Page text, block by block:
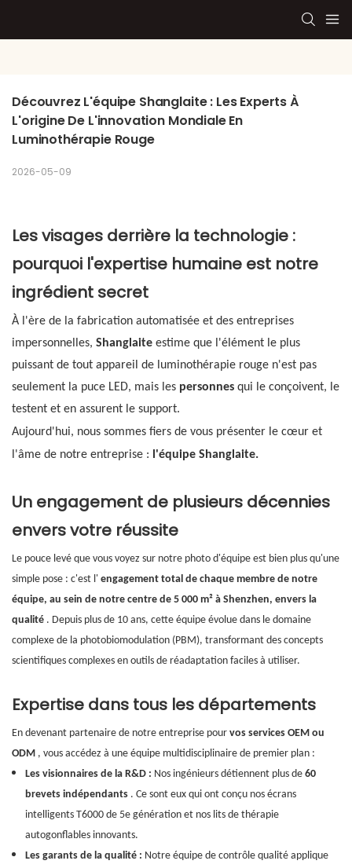
Découvrez L'équipe Shanglaite : Les Experts À
L'origine De L'innovation Mondiale En
Luminothérapie Rouge
2026-05-09
Les visages derrière la technologie :
pourquoi l'expertise humaine est notre
ingrédient secret
À l'ère de la fabrication automatisée et des entreprises
impersonnelles, Shanglaite estime que l'élément le plus
puissant de tout appareil de luminothérapie rouge n'est pas
seulement la puce LED, mais les personnes qui le conçoivent, le
testent et en assurent le support.
Aujourd'hui, nous sommes fiers de vous présenter le cœur et
l'âme de notre entreprise : l'équipe Shanglaite.
Un engagement de plusieurs décennies
envers votre réussite
Le pouce levé que vous voyez sur notre photo d'équipe est bien plus qu'une
simple pose : c'est l' engagement total de chaque membre de notre
équipe, au sein de notre centre de 5 000 m² à Shenzhen, envers la
qualité . Depuis plus de 10 ans, cette équipe évolue dans le domaine
complexe de la photobiomodulation (PBM), transformant des concepts
scientifiques complexes en outils de réadaptation faciles à utiliser.
Expertise dans tous les départements
En devenant partenaire de notre entreprise pour vos services OEM ou
ODM , vous accédez à une équipe multidisciplinaire de premier plan :
Les visionnaires de la R&D : Nos ingénieurs détiennent plus de 60
brevets indépendants. Ce sont eux qui ont conçu nos écrans
intelligents T6000 de 5e génération et nos lits de thérapie
autogonflables innovants.
Les garants de la qualité : Notre équipe de contrôle qualité applique